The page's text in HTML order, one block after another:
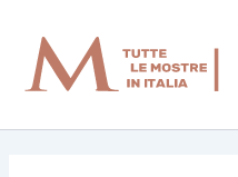
contenuto